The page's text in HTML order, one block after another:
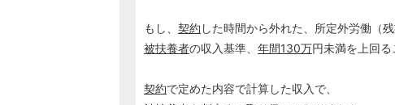
もし、 契約 した時間から外れた、所定外労働（残
被扶養者の収入基準、 年間130万円未満を上回る
契約で定めた内容で計算した収入で、